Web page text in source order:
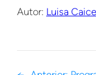
Autor: Luisa